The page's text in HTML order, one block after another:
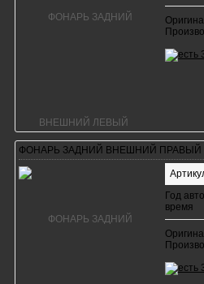
ФОНАРЬ ЗАДНИЙ ВНЕШНИЙ ПРАВЫЙ
Год
время